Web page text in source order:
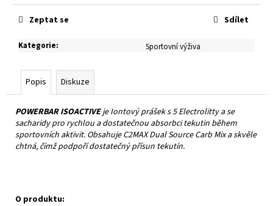
Kategorie: Sportovní výživa
Zeptat se Sdílet
Popis Diskuze
POWERBAR ISOACTIVEje Iontový prášek s 5 Electrolitty a se
sacharidy pro rychlou a dostatečnou absorbci tekutin během
sportovních aktivit. Obsahuje C2MAX Dual Source Carb Mix a skvěle
chtná, čímž podpoří dostatečný přísun tekutín.
O produktu:
u
m